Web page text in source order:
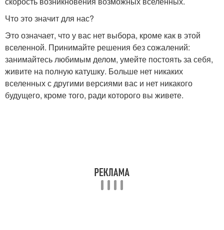
Что это значит для нас?
Это означает, что у вас нет выбора, кроме как в этой
вселенной. Принимайте решения без сожалений:
занимайтесь любимым делом, умейте постоять за себя,
живите на полную катушку. Больше нет никаких
вселенных с другими версиями вас и нет никакого
будущего, кроме того, ради которого вы живете.